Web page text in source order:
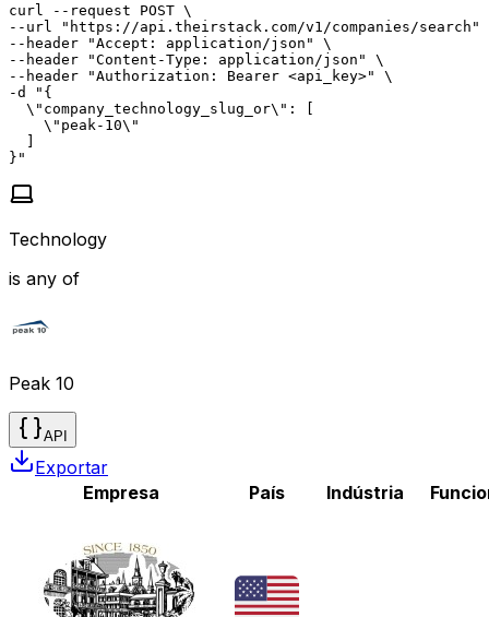
curl --request POST \
--url "https://api.theirstack.com/v1/companies/search"
--header "Accept: application/json" \
--header "Content-Type: application/json" \
--header "Authorization: Bearer <api_key>" \
-d "{
  \"company_technology_slug_or\": [
    \"peak-10\"
  ]
}"
Technology
is any of
Peak 10
API
Exportar
Empresa
País Indústria